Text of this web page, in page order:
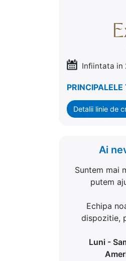
Infiintata in
Detalii linie de
Ai
Suntem mai
putem
Echipa
dispozitie,
Luni -